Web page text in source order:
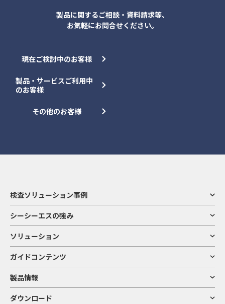
製品に関するご相談・資料請求等、
お気軽にお問合せください。
現在ご検討中のお客様
製品・サービスご利用中
のお客様
その他のお客様
検査ソリューション事例
シーシーエスの強み
ソリューション
ガイドコンテンツ
製品情報
ダウンロード